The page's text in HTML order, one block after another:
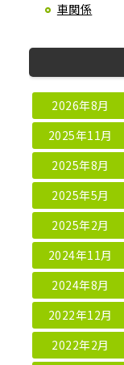
車関係
2026年8月
2025年11月
2025年8月
2025年5月
2025年2月
2024年11月
2024年8月
2022年12月
2022年2月